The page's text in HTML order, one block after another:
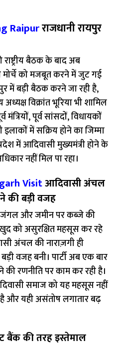
Raipurराजधानी रायपुर
बैठक के बाद अब
मोर्चे को मजबूत करने में जुट गई
में बड़ी बैठक करने जा रही है,
विक्रांत भूरिया भी शामिल
पूर्व सांसदों, विधायकों
में सक्रिय होने का जिम्मा
में आदिवासी मुख्यमंत्री होने के
नहीं मिल पा रहा।
Visitआदिवासी अंचल
की बड़ी वजह
और जमीन पर कब्जे की
को असुरक्षित महसूस कर रहे
अंचल की नाराज़गी ही
वजह बनी। पार्टी अब एक बार
रणनीति पर काम कर रही है।
समाज को यह महसूस नहीं
और यही असंतोष लगातार बढ़
बैंक की तरह इस्तेमाल